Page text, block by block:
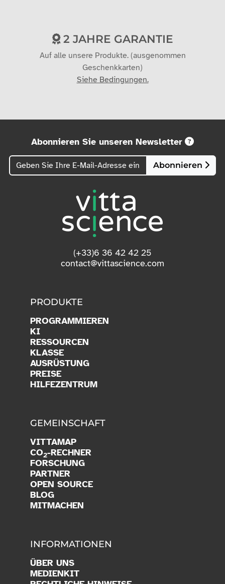
2 JAHRE GARANTIE
Auf alle unsere Produkte. (ausgenommen
Geschenkkarten)
Siehe Bedingungen.
Abonnieren Sie unseren Newsletter
Abonnieren
(+33)6 36 42 42 25
contact@vittascience.com
PRODUKTE
PROGRAMMIEREN
KI
RESSOURCEN
KLASSE
AUSRÜSTUNG
PREISE
HILFEZENTRUM
GEMEINSCHAFT
VITTAMAP
CO2-RECHNER
FORSCHUNG
PARTNER
OPEN SOURCE
BLOG
MITMACHEN
INFORMATIONEN
ÜBER UNS
MEDIENKIT